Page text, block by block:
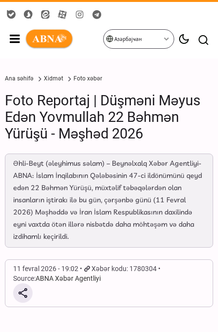
Азәрбајҹан
Ana səhifə Xidmət Foto xəbər
Foto Reportaj | Düşməni Məyus
Edən Yovmullah 22 Bəhmən
Yürüşü - Məşhəd 2026
Əhli-Beyt (əleyhimus səlam) – Beynəlxalq Xəbər Agentliyi-
ABNA: İslam İnqilabının Qələbəsinin 47-ci ildönümünü qeyd
edən 22 Bəhmən Yürüşü, müxtəlif təbəqələrdən olan
insanların iştirakı ilə bu gün, çərşənbə günü (11 Fevral
2026) Məşhəddə və İran İslam Respublikasının daxilində
eyni vaxtda ötən illərə nisbətdə daha möhtəşəm və daha
izdihamlı keçirildi.
11 fevral 2026 - 19:02
Xəbər kodu: 1780304
Source:ABNA Xəbər Agentliyi